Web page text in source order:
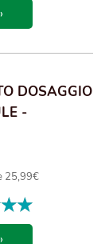
DOSAGGIO
-
25,99€